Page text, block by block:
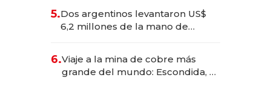
para convertirse en experiencias
transformadoras
5.Dos argentinos levantaron US$
6,2 millones de la mano de
6.Viaje a la mina de cobre más
grande del mundo: Escondida, el